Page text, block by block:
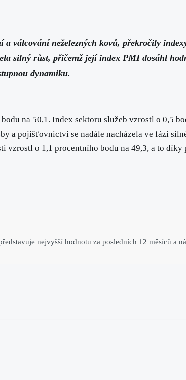
válcování neželezných kovů, překročily
silný růst, přičemž její index PMI dosáhl
dynamiku.
na 50,1. Index sektoru služeb vzrostl o 0,5
a pojišťovnictví se nadále nacházela ve fázi
vzrostl o 1,1 procentního bodu na 49,3, a to
nejvyšší hodnotu za posledních 12 měsíců a